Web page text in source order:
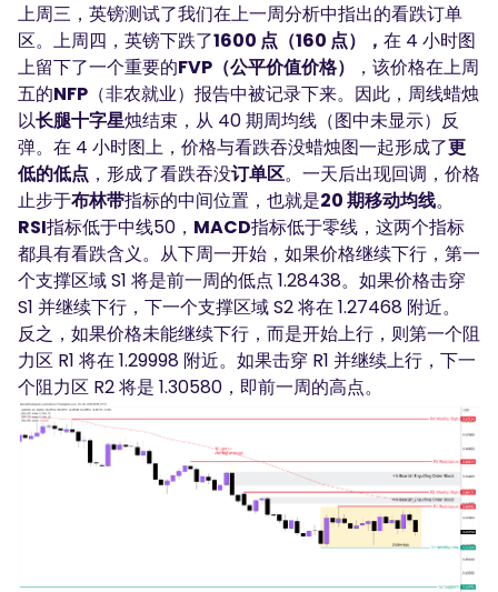
上周三，英镑测试了我们在上一周分析中指出的看跌订单
区。上周四，英镑下跌了1600 点（160 点）， 在 4 小时图
上留下了一个重要的FVP（公平价值价格）
，该价格在上周
五的NFP （非农就业）报告中被记录下来。因此，周线蜡烛
以长腿十字星烛结束，从 40 期周均线（图中未显示）反
弹。在 4 小时图上，价格与看跌吞没蜡烛图一起形成了更
低的低点 ，形成了看跌吞没订单区。一天后出现回调，价格
止步于布林带指标的中间位置，也就是20 期移动均线。
RSI指标低于中线50， MACD指标低于零线，这两个指标
都具有看跌含义。从下周一开始，如果价格继续下行，第一
个支撑区域 S1 将是前一周的低点 1.28438。如果价格击穿
S1 并继续下行，下一个支撑区域 S2 将在 1.27468 附近。
反之，如果价格未能继续下行，而是开始上行，则第一个阻
力区 R1 将在 1.29998 附近。如果击穿 R1 并继续上行，下一
个阻力区 R2 将是 1.30580，即前一周的高点。